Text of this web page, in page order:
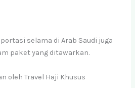
selama di Arab Saudi juga
paket yang ditawarkan.
oleh Travel Haji Khusus